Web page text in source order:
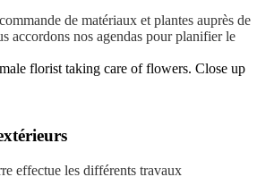
de matériaux et plantes auprès de
accordons nos agendas pour planifier le
effectue les différents travaux